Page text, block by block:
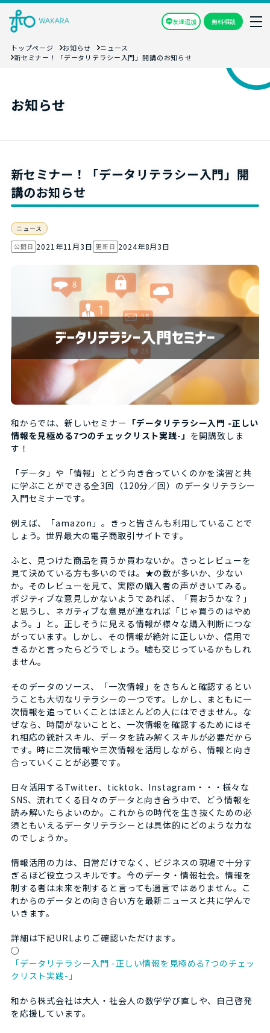
友達追加 無料相談
トップページ お知らせ
ニュース
新セミナー！「データリテラシー入門」開講のお知らせ
お知らせ
新セミナー！「データリテラシー入門」開
講のお知らせ
ニュース
公開日 2021年11月3日 更新日 2024年8月3日
和からでは、新しいセミナー 「データリテラシー入門 -正しい
情報を見極める7つのチェックリスト実践-」 を開講致しま
す！
「データ」や「情報」とどう向き合っていくのかを演習と共
に学ぶことができる全3回（120分／回）のデータリテラシー
入門セミナーです。
例えば、「amazon」。きっと皆さんも利用していることで
しょう。世界最大の電子商取引サイトです。
ふと、見つけた商品を買うか買わないか。きっとレビューを
見て決めている方も多いのでは。★の数が多いか、少ない
か。そのレビューを見て、実際の購入者の声がきいてみる。
ポジティブな意見しかないようであれば、「買おうかな？」
と思うし、ネガティブな意見が連なれば「じゃ買うのはやめ
よう。」と。正しそうに見える情報が様々な購入判断につな
がっています。しかし、その情報が絶対に正しいか、信用で
きるかと言ったらどうでしょう。嘘も交じっているかもしれ
ません。
そのデータのソース、「一次情報」をきちんと確認するとい
うことも大切なリテラシーの一つです。しかし、まともに一
次情報を追っていくことはほとんどの人にはできません。な
ぜなら、時間がないことと、一次情報を確認するためにはそ
れ相応の統計スキル、データを読み解くスキルが必要だから
です。時に二次情報や三次情報を活用しながら、情報と向き
合っていくことが必要です。
日々活用するTwitter、ticktok、Instagram・・・様々な
SNS、流れてくる日々のデータと向き合う中で、どう情報を
読み解いたらよいのか。これからの時代を生き抜くための必
須ともいえるデータリテラシーとは具体的にどのような力な
のでしょうか。
情報活用の力は、日常だけでなく、ビジネスの現場で十分す
ぎるほど役立つスキルです。今のデータ・情報社会。情報を
制する者は未来を制すると言っても過言ではありません。こ
れからのデータとの向き合い方を最新ニュースと共に学んで
いきます。
詳細は下記URLよりご確認いただけます。
○
「データリテラシー入門 -正しい情報を見極める7つのチェッ
クリスト実践-」
和から株式会社は大人・社会人の数学学び直しや、自己啓発
を応援しています。